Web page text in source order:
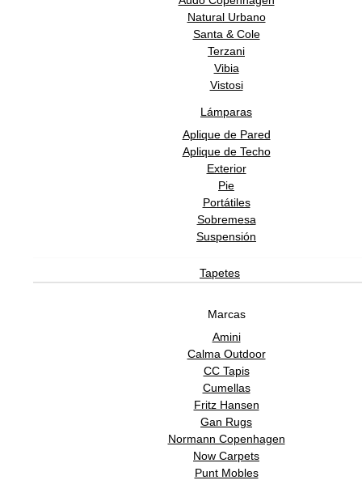
Natural Urbano
Santa & Cole
Terzani
Vibia
Vistosi
Lámparas
Aplique de Pared
Aplique de Techo
Exterior
Pie
Portátiles
Sobremesa
Suspensión
Tapetes
Marcas
Amini
Calma Outdoor
CC Tapis
Cumellas
Fritz Hansen
Gan Rugs
Normann Copenhagen
Now Carpets
Punt Mobles